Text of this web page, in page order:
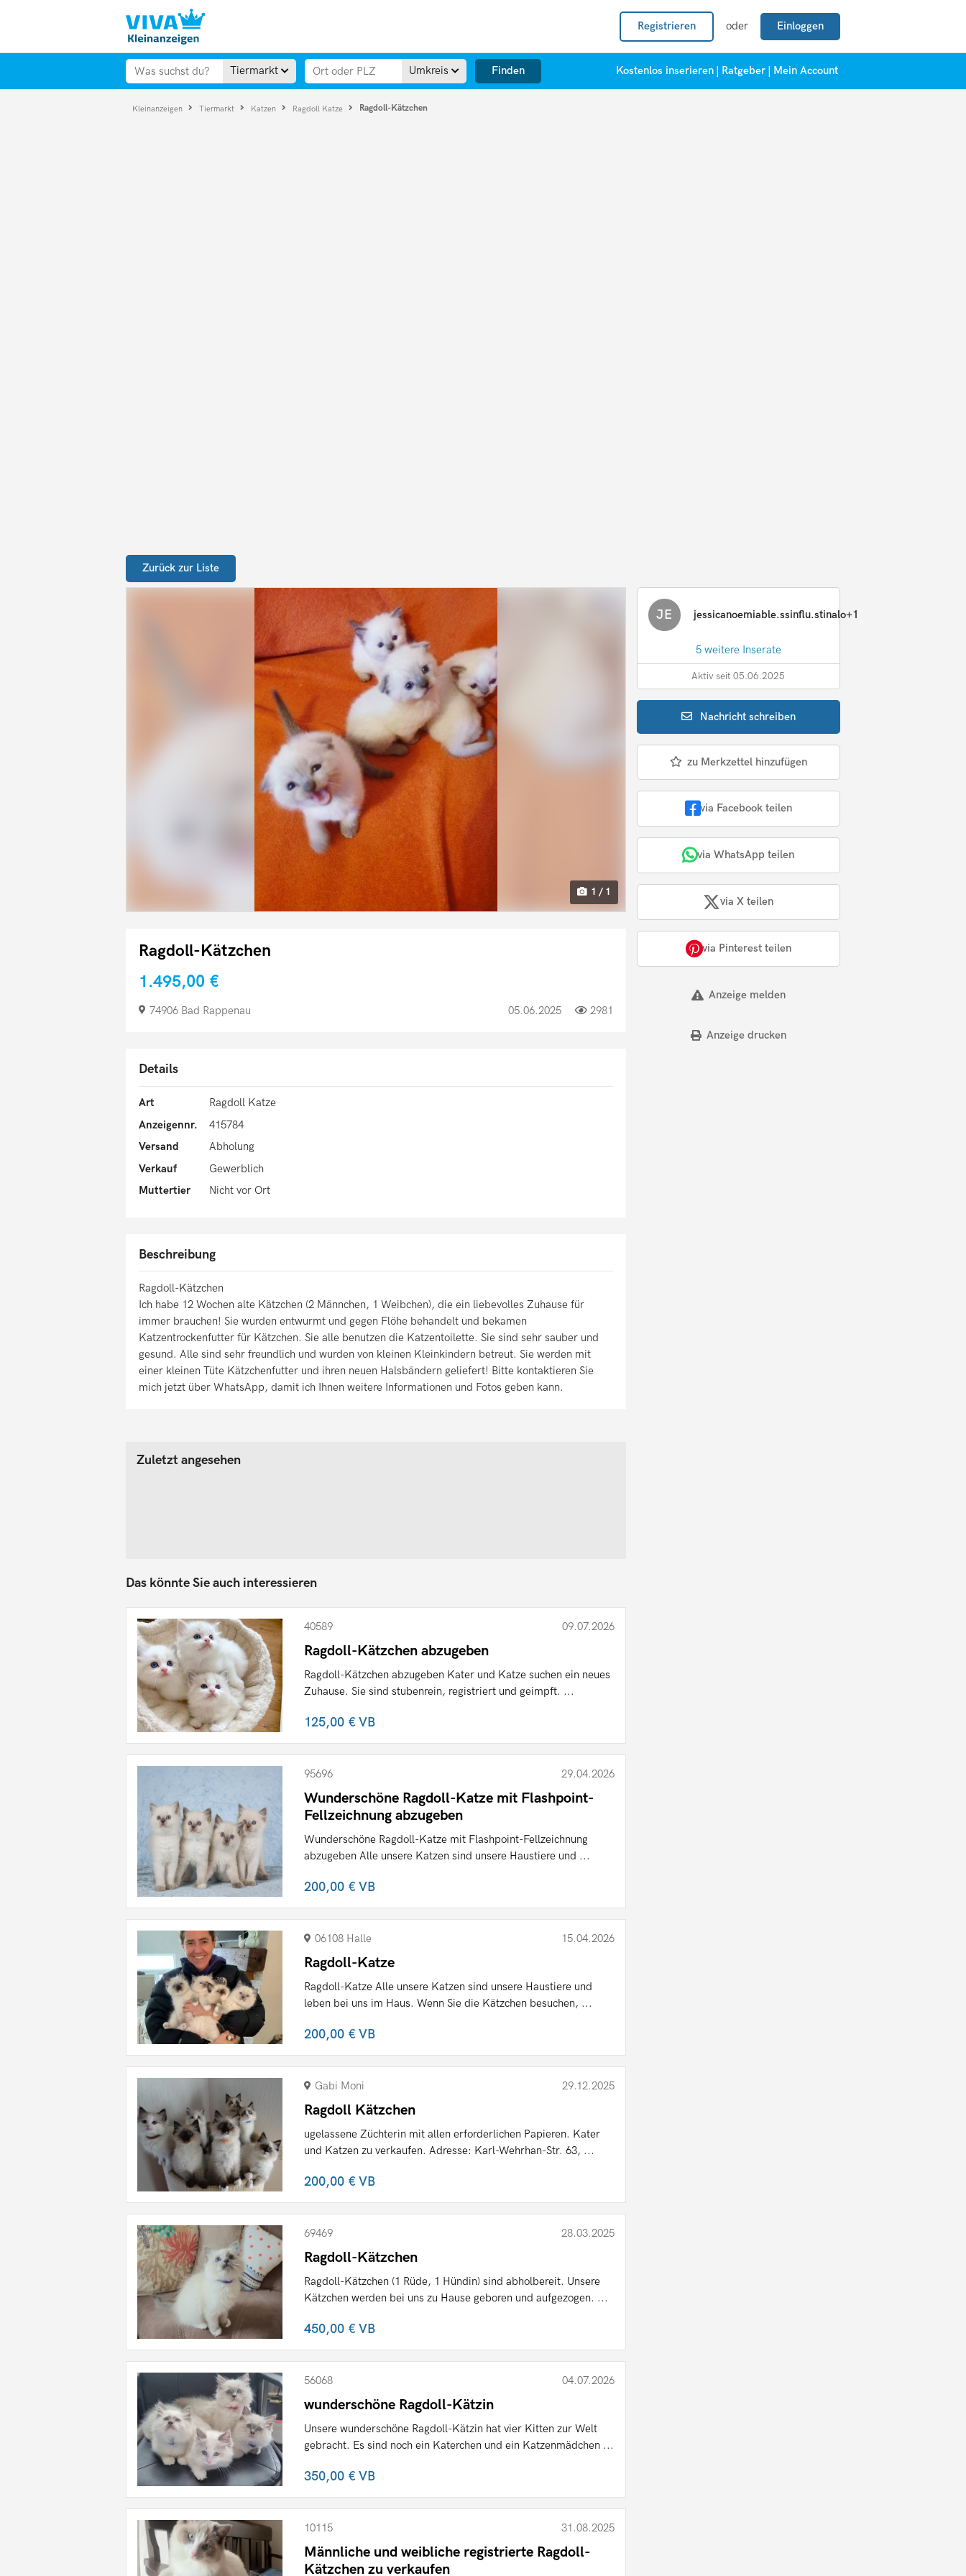
Registrieren oder Einloggen
Tiermarkt Umkreis Finden Kostenlos inserieren Ratgeber Mein Account
Kleinanzeigen Tiermarkt Katzen Ragdoll Katze Ragdoll-Kätzchen
Zurück zur Liste
1 / 1
Ragdoll-Kätzchen
1.495,00 €
74906 Bad Rappenau 05.06.2025 2981
Details
Art
Ragdoll Katze
Anzeigennr.
415784
Versand
Abholung
Verkauf
Gewerblich
Muttertier
Nicht vor Ort
Beschreibung
Ragdoll-Kätzchen
Ich habe 12 Wochen alte Kätzchen (2 Männchen, 1 Weibchen), die ein liebevolles Zuhause für
immer brauchen! Sie wurden entwurmt und gegen Flöhe behandelt und bekamen
Katzentrockenfutter für Kätzchen. Sie alle benutzen die Katzentoilette. Sie sind sehr sauber und
gesund. Alle sind sehr freundlich und wurden von kleinen Kleinkindern betreut. Sie werden mit
einer kleinen Tüte Kätzchenfutter und ihren neuen Halsbändern geliefert! Bitte kontaktieren Sie
mich jetzt über WhatsApp, damit ich Ihnen weitere Informationen und Fotos geben kann.
JE jessicanoemiable.ssinflu.stinalo+1
5 weitere Inserate
Aktiv seit 05.06.2025
Nachrichtschreiben
zu Merkzettel hinzufügen
via Facebook teilen
via WhatsApp teilen
via X teilen
via Pinterest teilen
Anzeige melden
Anzeige drucken
Zuletzt angesehen
Das könnte Sie auch interessieren
40589 09.07.2026
Ragdoll-Kätzchen abzugeben
Ragdoll-Kätzchen abzugeben Kater und Katze suchen ein neues
Zuhause. Sie sind stubenrein, registriert und geimpft. ...
125,00 €VB
95696 29.04.2026
Wunderschöne Ragdoll-Katze mit Flashpoint-
Fellzeichnung abzugeben
Wunderschöne Ragdoll-Katze mit Flashpoint-Fellzeichnung
abzugeben Alle unsere Katzen sind unsere Haustiere und ...
200,00 €VB
06108 Halle 15.04.2026
Ragdoll-Katze
Ragdoll-Katze Alle unsere Katzen sind unsere Haustiere und
leben bei uns im Haus. Wenn Sie die Kätzchen besuchen, ...
200,00 €VB
Gabi Moni 29.12.2025
Ragdoll Kätzchen
ugelassene Züchterin mit allen erforderlichen Papieren. Kater
und Katzen zu verkaufen. Adresse: Karl-Wehrhan-Str. 63, ...
200,00 €VB
69469 28.03.2025
Ragdoll-Kätzchen
Ragdoll-Kätzchen (1 Rüde, 1 Hündin) sind abholbereit. Unsere
Kätzchen werden bei uns zu Hause geboren und aufgezogen. ...
450,00 €VB
56068 04.07.2026
wunderschöne Ragdoll-Kätzin
Unsere wunderschöne Ragdoll-Kätzin hat vier Kitten zur Welt
gebracht. Es sind noch ein Katerchen und ein Katzenmädchen ...
350,00 €VB
10115 31.08.2025
Männliche und weibliche registrierte Ragdoll-
Kätzchen zu verkaufen